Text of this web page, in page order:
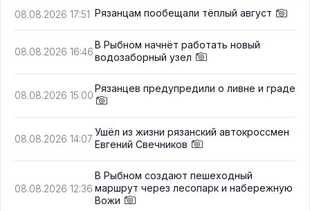
08.08.2026 17:51 Рязанцам пообещали тёплый август
08.08.2026 16:46
В Рыбном начнёт работать новый
водозаборный узел
08.08.2026 15:00
Рязанцев предупредили о ливне и граде
08.08.2026 14:07
Ушёл из жизни рязанский автокроссмен
Евгений Свечников
08.08.2026 12:36
В Рыбном создают пешеходный
маршрут через лесопарк и набережную
Вожи